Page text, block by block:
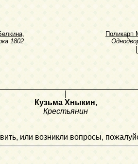
,
1802
Поликарп
Кузьма Хныкин,
Крестьянин
или возникли вопросы,